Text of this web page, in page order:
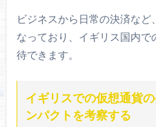
ビジネスから日常の決済など
なっており、イギリス国内
待できます。
イギリスでの仮想通貨
ンパクトを考察する